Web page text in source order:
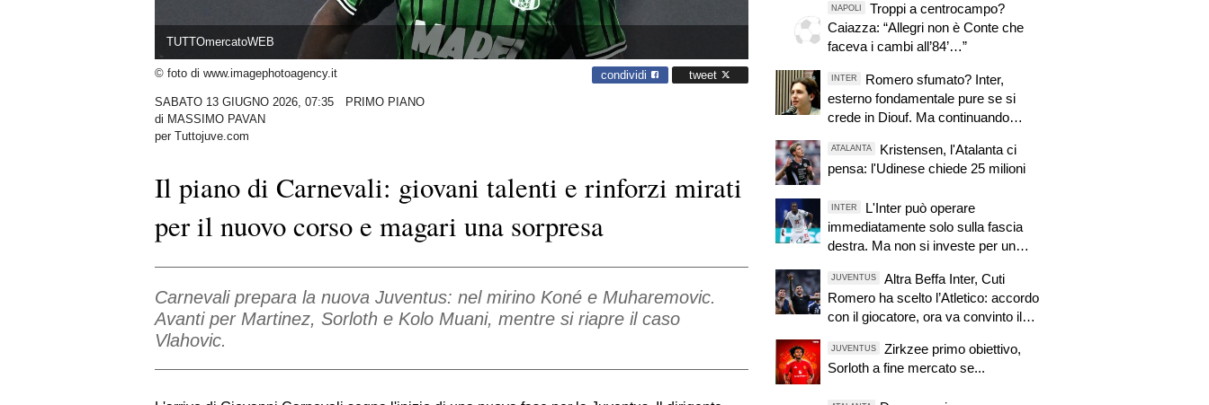
TUTTOmercatoWEB
© foto di www.imagephotoagency.it condividi tweet
SABATO 13 GIUGNO 2026, 07:35
PRIMO PIANO
di MASSIMO PAVAN
per Tuttojuve.com
Il piano di Carnevali: giovani talenti e rinforzi mirati
per il nuovo corso e magari una sorpresa
Carnevali prepara la nuova Juventus: nel mirino Koné e Muharemovic.
Avanti per Martinez, Sorloth e Kolo Muani, mentre si riapre il caso
Vlahovic.
NAPOLI
Troppi a centrocampo?
Caiazza: “Allegri non è Conte che
faceva i cambi all’84’…”
INTER
Romero sfumato? Inter,
esterno fondamentale pure se si
crede in Diouf. Ma continuando
ATALANTA
Kristensen, l'Atalanta ci
pensa: l'Udinese chiede 25 milioni
INTER
L'Inter può operare
immediatamente solo sulla fascia
destra. Ma non si investe per un
JUVENTUS
Altra Beffa Inter, Cuti
Romero ha scelto l’Atletico: accordo
con il giocatore, ora va convinto il
JUVENTUS
Zirkzee primo obiettivo,
Sorloth a fine mercato se...